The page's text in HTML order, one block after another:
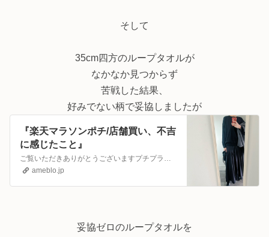
そして
35cm四方のループタオルが
なかなか見つからず
苦戦した結果、
好みでない柄で妥協しましたが
『楽天マラソンポチ/店舗買い、不吉
に感じたこと』
ご覧いただきありがとうございますプチプラ好きな40代主婦のブログです身長168cm犬と3歳の保育園に通う息子と暮らしていますサスティナブルでありたいと思…
ameblo.jp
妥協ゼロのループタオルを